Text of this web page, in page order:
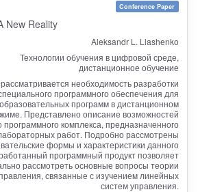
Conference Paper
New Reality
Aleksandr L. Liashenko
Технологии обучения в цифровой среде,
дистанционное обучение
необходимость разработки
программного обеспечения для
программ в дистанционном
Представлено описание возможностей
комплекса, предназначенного
работ. Подробно рассмотрены
формы и характеристики данного
программный продукт позволяет
рассмотреть основные вопросы теории
связанные с изучением линейных
систем управления.